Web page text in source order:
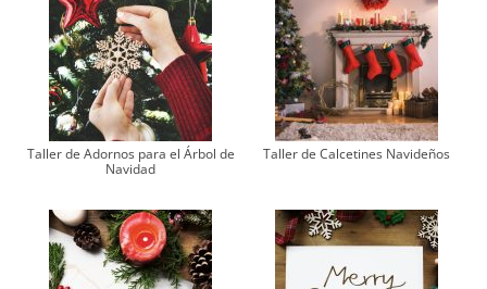
Taller de Adornos para el Árbol de
Navidad
Taller de Calcetines Navideños